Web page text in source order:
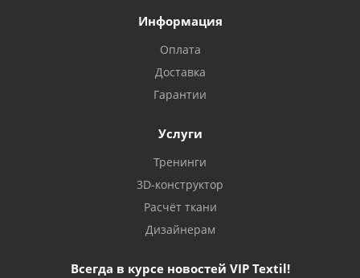
Информация
Оплата
Доставка
Гарантии
Услуги
Тренинги
3D-конструктор
Расчёт ткани
Дизайнерам
Всегда в курсе новостей VIP Textil!